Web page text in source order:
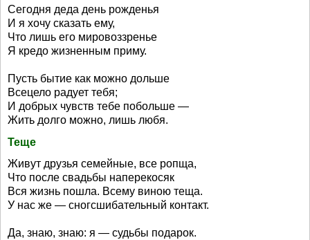
Сегодня деда день рожденья
И я хочу сказать ему,
Что лишь его мировоззренье
Я кредо жизненным приму.
Пусть бытие как можно дольше
Всецело радует тебя;
И добрых чувств тебе побольше —
Жить долго можно, лишь любя.
Теще
Живут друзья семейные, все ропща,
Что после свадьбы наперекосяк
Вся жизнь пошла. Всему виною теща.
У нас же — сногсшибательный контакт.
Да, знаю, знаю: я — судьбы подарок.